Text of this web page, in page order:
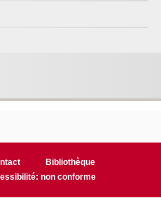
Bibliothèque
non conforme